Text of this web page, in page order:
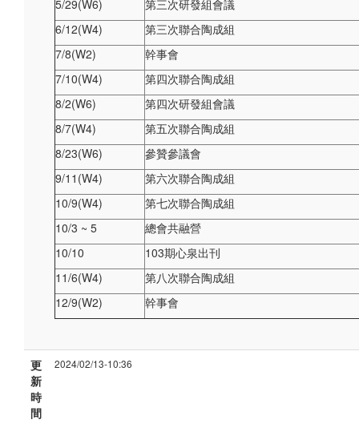
5/29(W6)
第三次研發組會議
6/12(W4)
第三次聯合陶成組
7/8(W2)
幹事會
7/10(W4)
第四次聯合陶成組
8/2(W6)
第四次研發組會議
8/7(W4)
第五次聯合陶成組
8/23(W6)
參贊參議會
9/11(W4)
第六次聯合陶成組
10/9(W4)
第七次聯合陶成組
10/3 ~ 5
總會共融營
10/10
103期心泉出刊
11/6(W4)
第八次聯合陶成組
12/9(W2)
幹事會
更
新
時
間
2024/02/13-10:36